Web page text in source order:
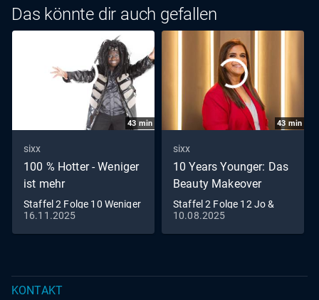
Das könnte dir auch gefallen
43 min
sixx
100 % Hotter - Weniger
ist mehr
Staffel 2 Folge 10 Weniger
gestern mehr heute
16.11.2025
43 min
sixx
10 Years Younger: Das
Beauty Makeover
Staffel 2 Folge 12 Jo &
Zohrah
10.08.2025
KONTAKT